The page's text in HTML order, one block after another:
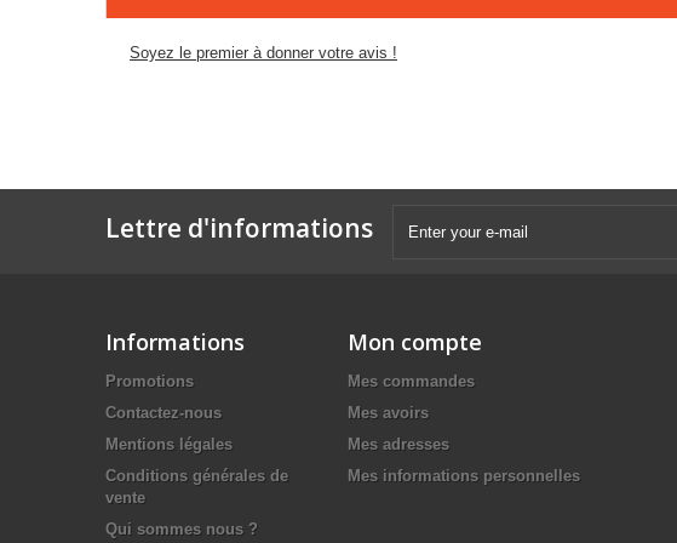
Soyez le premier à donner votre avis !
Lettre d'informations
Informations
Promotions
Contactez-nous
Mentions légales
Conditions générales de
vente
Qui sommes nous ?
Mon compte
Mes commandes
Mes avoirs
Mes adresses
Mes informations personnelles